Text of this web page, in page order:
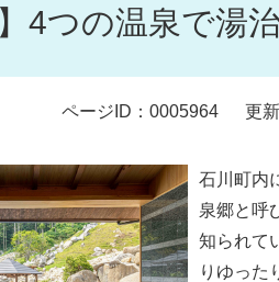
】4つの温泉で湯
ページID：0005964 更
石川町内
泉郷と呼
知られて
りゆった